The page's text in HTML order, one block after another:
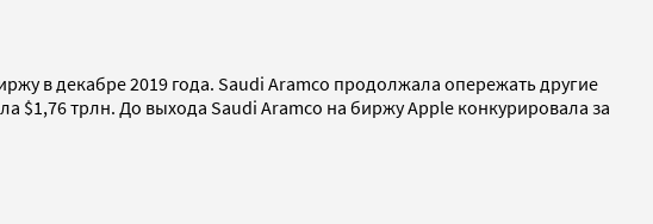
в декабре 2019 года. Saudi Aramco продолжала опережать другие
$1,76 трлн. До выхода Saudi Aramco на биржу Apple конкурировала за